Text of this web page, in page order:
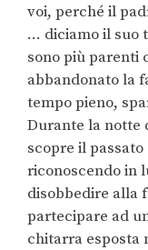
voi, perché il
… diciamo il suo
sono più parenti
abbandonato la
tempo pieno,
Durante la notte
scopre il
riconoscendo in
disobbedire alla
partecipare ad
chitarra esposta